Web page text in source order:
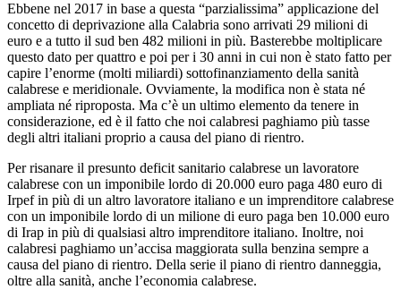
Ebbene nel 2017 in base a questa “parzialissima” applicazione del
concetto di deprivazione alla Calabria sono arrivati 29 milioni di
euro e a tutto il sud ben 482 milioni in più. Basterebbe moltiplicare
questo dato per quattro e poi per i 30 anni in cui non è stato fatto per
capire l’enorme (molti miliardi) sottofinanziamento della sanità
calabrese e meridionale. Ovviamente, la modifica non è stata né
ampliata né riproposta. Ma c’è un ultimo elemento da tenere in
considerazione, ed è il fatto che noi calabresi paghiamo più tasse
degli altri italiani proprio a causa del piano di rientro.
Per risanare il presunto deficit sanitario calabrese un lavoratore
calabrese con un imponibile lordo di 20.000 euro paga 480 euro di
Irpef in più di un altro lavoratore italiano e un imprenditore calabrese
con un imponibile lordo di un milione di euro paga ben 10.000 euro
di Irap in più di qualsiasi altro imprenditore italiano. Inoltre, noi
calabresi paghiamo un’accisa maggiorata sulla benzina sempre a
causa del piano di rientro. Della serie il piano di rientro danneggia,
oltre alla sanità, anche l’economia calabrese.